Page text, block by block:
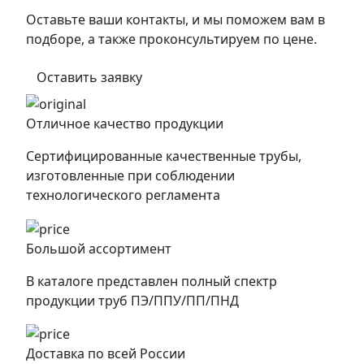
Оставьте ваши контакты, и мы поможем вам в
подборе, а также проконсультируем по цене.
Оставить заявку
Отличное качество продукции
Сертифицированные качественные трубы,
изготовленные при соблюдении
технологического регламента
Большой ассортимент
В каталоге представлен полный спектр
продукции труб ПЭ/ППУ/ПП/ПНД
Доставка по всей России